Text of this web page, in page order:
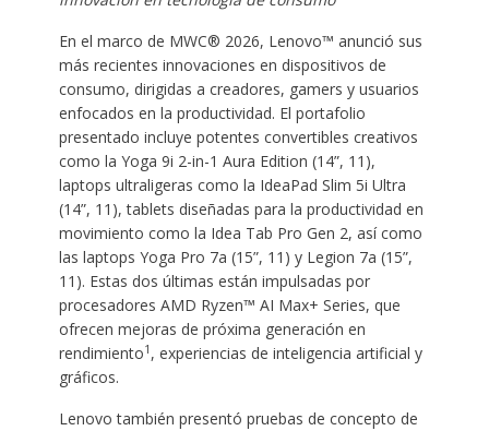
En el marco de MWC® 2026, Lenovo™ anunció sus
más recientes innovaciones en dispositivos de
consumo, dirigidas a creadores, gamers y usuarios
enfocados en la productividad. El portafolio
presentado incluye potentes convertibles creativos
como la Yoga 9i 2-in-1 Aura Edition (14”, 11),
laptops ultraligeras como la IdeaPad Slim 5i Ultra
(14”, 11), tablets diseñadas para la productividad en
movimiento como la Idea Tab Pro Gen 2, así como
las laptops Yoga Pro 7a (15”, 11) y Legion 7a (15”,
11). Estas dos últimas están impulsadas por
procesadores AMD Ryzen™ AI Max+ Series, que
ofrecen mejoras de próxima generación en
rendimiento1 , experiencias de inteligencia artificial y
gráficos.
Lenovo también presentó pruebas de concepto de